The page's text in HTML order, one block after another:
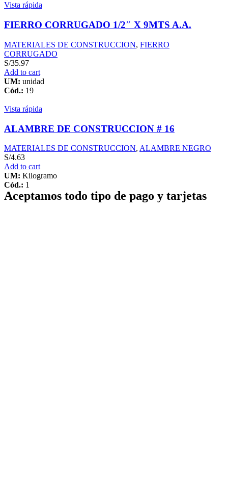
Vista rápida
FIERRO CORRUGADO 1/2″ X 9MTS A.A.
MATERIALES DE CONSTRUCCION, FIERRO
CORRUGADO
S/35.97
Add to cart
UM: unidad
Cód.: 19
Vista rápida
ALAMBRE DE CONSTRUCCION # 16
MATERIALES DE CONSTRUCCION, ALAMBRE NEGRO
S/4.63
Add to cart
UM: Kilogramo
Cód.: 1
Aceptamos todo tipo de pago y tarjetas